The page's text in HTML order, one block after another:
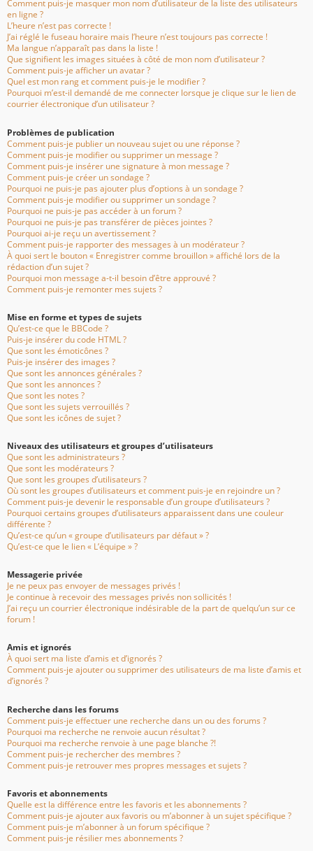
Comment puis-je masquer mon nom d’utilisateur de la liste des utilisateurs
en ligne ?
L’heure n’est pas correcte !
J’ai réglé le fuseau horaire mais l’heure n’est toujours pas correcte !
Ma langue n’apparaît pas dans la liste !
Que signifient les images situées à côté de mon nom d’utilisateur ?
Comment puis-je afficher un avatar ?
Quel est mon rang et comment puis-je le modifier ?
Pourquoi m’est-il demandé de me connecter lorsque je clique sur le lien de
courrier électronique d’un utilisateur ?
Problèmes de publication
Comment puis-je publier un nouveau sujet ou une réponse ?
Comment puis-je modifier ou supprimer un message ?
Comment puis-je insérer une signature à mon message ?
Comment puis-je créer un sondage ?
Pourquoi ne puis-je pas ajouter plus d’options à un sondage ?
Comment puis-je modifier ou supprimer un sondage ?
Pourquoi ne puis-je pas accéder à un forum ?
Pourquoi ne puis-je pas transférer de pièces jointes ?
Pourquoi ai-je reçu un avertissement ?
Comment puis-je rapporter des messages à un modérateur ?
À quoi sert le bouton « Enregistrer comme brouillon » affiché lors de la
rédaction d’un sujet ?
Pourquoi mon message a-t-il besoin d’être approuvé ?
Comment puis-je remonter mes sujets ?
Mise en forme et types de sujets
Qu’est-ce que le BBCode ?
Puis-je insérer du code HTML ?
Que sont les émoticônes ?
Puis-je insérer des images ?
Que sont les annonces générales ?
Que sont les annonces ?
Que sont les notes ?
Que sont les sujets verrouillés ?
Que sont les icônes de sujet ?
Niveaux des utilisateurs et groupes d’utilisateurs
Que sont les administrateurs ?
Que sont les modérateurs ?
Que sont les groupes d’utilisateurs ?
Où sont les groupes d’utilisateurs et comment puis-je en rejoindre un ?
Comment puis-je devenir le responsable d’un groupe d’utilisateurs ?
Pourquoi certains groupes d’utilisateurs apparaissent dans une couleur
différente ?
Qu’est-ce qu’un « groupe d’utilisateurs par défaut » ?
Qu’est-ce que le lien « L’équipe » ?
Messagerie privée
Je ne peux pas envoyer de messages privés !
Je continue à recevoir des messages privés non sollicités !
J’ai reçu un courrier électronique indésirable de la part de quelqu’un sur ce
forum !
Amis et ignorés
À quoi sert ma liste d’amis et d’ignorés ?
Comment puis-je ajouter ou supprimer des utilisateurs de ma liste d’amis et
d’ignorés ?
Recherche dans les forums
Comment puis-je effectuer une recherche dans un ou des forums ?
Pourquoi ma recherche ne renvoie aucun résultat ?
Pourquoi ma recherche renvoie à une page blanche ?!
Comment puis-je rechercher des membres ?
Comment puis-je retrouver mes propres messages et sujets ?
Favoris et abonnements
Quelle est la différence entre les favoris et les abonnements ?
Comment puis-je ajouter aux favoris ou m’abonner à un sujet spécifique ?
Comment puis-je m’abonner à un forum spécifique ?
Comment puis-je résilier mes abonnements ?